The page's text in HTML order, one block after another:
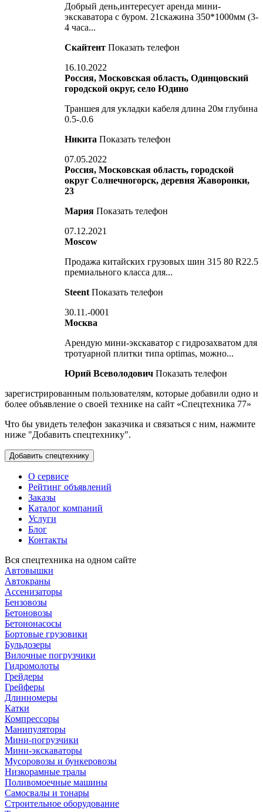
Добрый день,интересует аренда мини-
экскаватора с буром. 21скажина 350*1000мм (3-
4 часа...
Скайтент Показать телефон
16.10.2022
Россия, Московская область, Одинцовский
городской округ, село Юдино
Траншея для укладки кабеля длина 20м глубина
0.5-.0.6
Никита Показать телефон
07.05.2022
Россия, Московская область, городской
округ Солнечногорск, деревня Жаворонки,
23
Мария Показать телефон
07.12.2021
Moscow
Продажа китайских грузовых шин 315 80 R22.5
премиального класса для...
Steent Показать телефон
30.11.-0001
Москва
Арендую мини-экскаватор с гидрозахватом для
тротуарной плитки типа optimas, можно...
Юрий Всеволодович Показать телефон
зарегистрированным пользователям, которые добавили одно и
более объявление о своей технике на сайт «Спецтехника 77»
Что бы увидеть телефон заказчика и связаться с ним, нажмите
ниже "Добавить спецтехнику".
О сервисе
Рейтинг объявлений
Заказы
Каталог компаний
Услуги
Блог
Контакты
Вся спецтехника на одном сайте
Автовышки
Автокраны
Ассенизаторы
Бензовозы
Бетоновозы
Бетононасосы
Бортовые грузовики
Бульдозеры
Вилочные погрузчики
Гидромолоты
Грейдеры
Грейферы
Длинномеры
Катки
Компрессоры
Манипуляторы
Мини-погрузчики
Мини-экскаваторы
Мусоровозы и бункеровозы
Низкорамные тралы
Поливомоечные машины
Самосвалы и тонары
Строительное оборудование